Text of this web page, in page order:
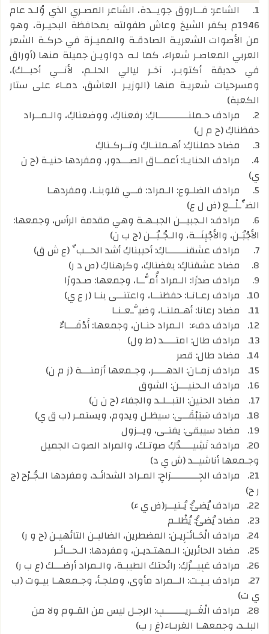
1.
الشاعر: فــاروق جويــدة، الشاعر المصـري الذي وُلـد عام
1946م بكفر الشيخ وعاش طفولته بمحافظة البحيـرة، وهو
من الأصوات الشعريـة الصادقـة والمميـزة في حركـة الشعر
العربي المعاصـر شعراء، كما لـه دواويـن جميلة منها (أوراق
في حديقة أكتوبـر، آخـر ليالي الحلـم، لأنــي أحبــك)،
ومسرحيات شعريـة منها (الوزيـر العاشق، دمـاء على ستار
الكعبة)
2.
مرادف حـملنــــــــــاكِ: رفعناكِ، ووضعناكِ، والـمــراد
حفظناكِ (ح م ل)
3.
مضاد حملناكِ: أهـملنـاكِ وتــركـناكِ
4.
مرادف الحنايـا: أعمــاق الصـــدور، ومفردها حنيـة (ح ن
ي)
5.
مرادف الضلـوع: الـمراد: فــي قلوبنـا، ومفردهـا
الضِّـلْــع (ض ل ع)
6.
مرادف: الـجبيــن الجبـهـة وهي مقدمة الرأس، وجمعها:
الأَجْبُـن، والأَجْبِنَــة، والـجُـبُــن (ج ب ن)
7.
مرادف عشقنــــــاكِ: أحببناكِ أشد الحــبِّ (ع ش ق)
8.
مضاد عشقناكٍ: بغضناكِ، وكرهناكِ (ص د ر)
9.
مرادف صدرًا: الـمراد أُمًّــا، وجمعها: صـدورًا
10. مرادف رعـانـا: حفظنــا، واعتنــى بنـا (ر ع ي)
11.
مضاد رعانا: أهـملنـا، وضيَّـعـنـا
12. مرادف دفء: الـمراد حنـان، وجمعها: أَدْفَـــاءٌ
13.
مرادف طال: امتــــد (ط ول)
14. مضاد طال: قصر
15.
مرادف زمـان: الدهــــر، وجـمعها أزمنـــة (ز م ن)
16. مرادف الـحنيـــن: الشوق
17.
مضاد الحنين: التبــلـد والجفاء (ح ن ن)
18. مرادف سَيَبْقَــى: سيظـل ويدوم، ويستمـر (ب ق ي)
19. مضاد سيبقى: يفنـى، ويــزول
20. مرادف: نَشِيــــدُكِ صوتـك، والمراد الصوت الجميل
وجـمعها أناشيــد (ش ي د)
21. مرادف الجِـــــــــرَاحِ: المـراد الشدائـد، ومفردها الـجُـرْح (ج
ر ح)
22. مرادف يُضئُ: يُـنيــر(ض ي ء)
23. مضاد يُضئُ: يُظْلـم
24. مرادف الْحَـائـَرِيـن: المضطرين، الضاليـن التائهيـن (ح و ر)
25. مضاد الحائرين: الـمهتـديـن، ومفردها: الـحــائـر
26. مرادف عَبِيــرُكِ: رائحتك الطيبـة، والـمراد أرضـــك (ع ب ر)
27.
مرادف بـيـت: الــمراد مأوى، وملجـأ، وجـمعهـا بيـوت (ب
ي ت)
28. مرادف الْغَــريـــــــبِ: الرجـل ليس من القـوم ولا من
البلـد، وجمعهـا الغربـاء(غ ر ب)